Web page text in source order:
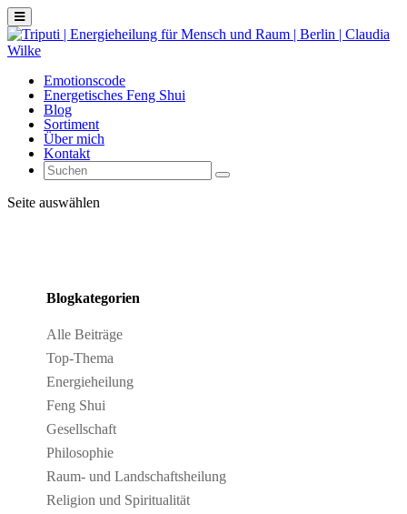
Emotionscode
Energetisches Feng Shui
Blog
Sortiment
Über mich
Kontakt
Seite auswählen
Blogkategorien
Alle Beiträge
Top-Thema
Energieheilung
Feng Shui
Gesellschaft
Philosophie
Raum- und Landschaftsheilung
Religion und Spiritualität